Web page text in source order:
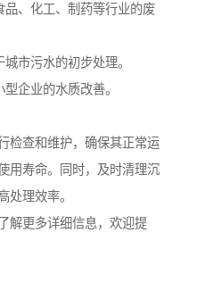
、化工、制药等行业的废
市污水的初步处理。
企业的水质改善。
检查和维护，确保其正常运
用寿命。同时，及时清理沉
处理效率。
解更多详细信息，欢迎提